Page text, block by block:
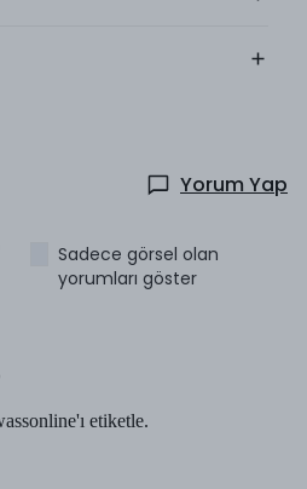
Yorum Yap
Sadece görsel olan
yorumları göster